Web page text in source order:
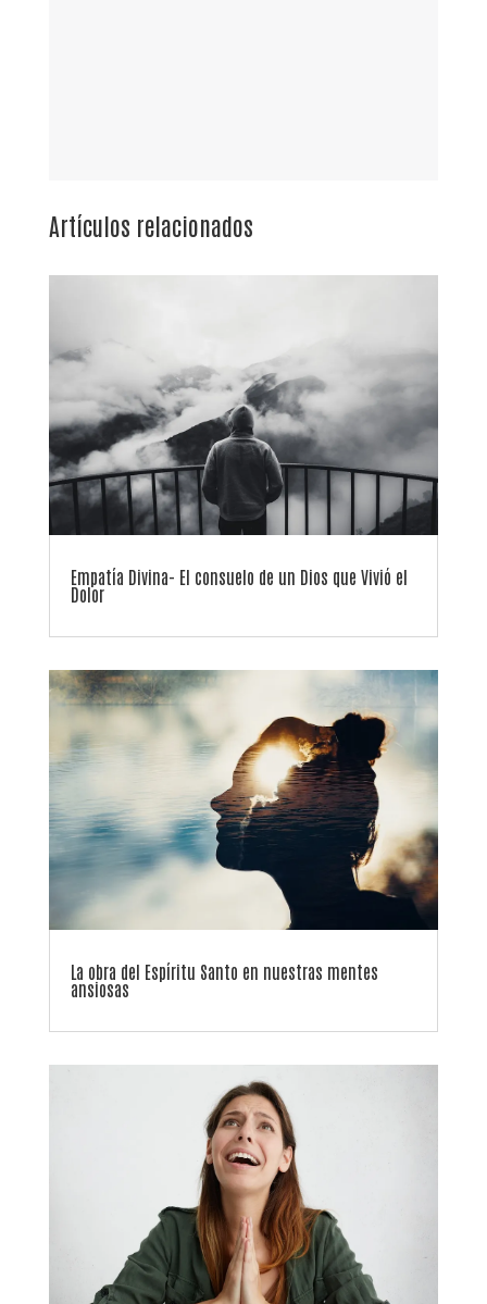
Artículos relacionados
Empatía Divina- El consuelo de un Dios que Vivió el
Dolor
La obra del Espíritu Santo en nuestras mentes
ansiosas